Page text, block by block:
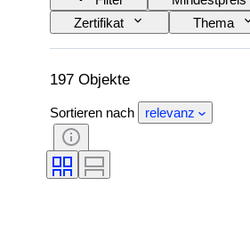
Zertifikat
Thema
197 Objekte
Sortieren nach relevanz